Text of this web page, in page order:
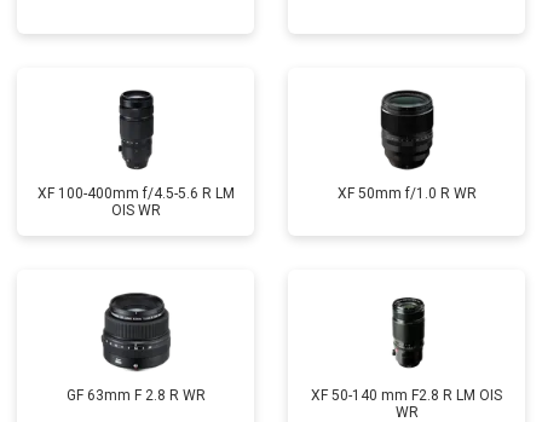
XF 100-400mm f/4.5-5.6 R LM
OIS WR
XF 50mm f/1.0 R WR
GF 63mm F 2.8 R WR
XF 50-140 mm F2.8 R LM OIS
WR